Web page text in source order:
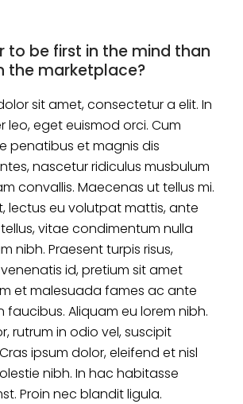
to be first in the mind than
the marketplace?
sit amet, consectetur a elit. In
leo, eget euismod orci. Cum
penatibus et magnis dis
nascetur ridiculus musbulum
convallis. Maecenas ut tellus mi.
lectus eu volutpat mattis, ante
vitae condimentum nulla
nibh. Praesent turpis risus,
id, pretium sit amet
et malesuada fames ac ante
faucibus. Aliquam eu lorem nibh.
rutrum in odio vel, suscipit
ipsum dolor, eleifend et nisl
nibh. In hac habitasse
Proin nec blandit ligula.